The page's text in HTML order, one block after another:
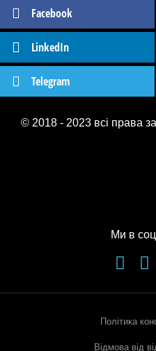
Facebook
LinkedIn
Telegram
© 2018 - 2023 всі права
Ми в
Політика
Відмова від